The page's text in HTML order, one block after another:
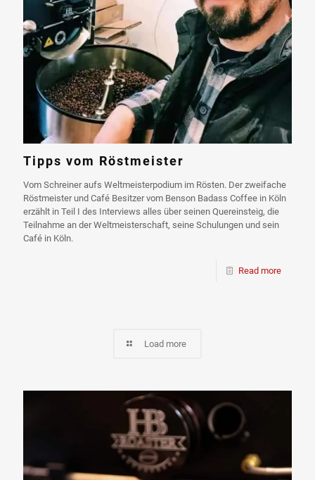
Tipps vom Röstmeister
Vom Schreiner aufs Weltmeisterpodium im Rösten. Der zweifache
Röstmeister und Café Besitzer vom Benson Badass Coffee in Köln
erzählt in Teil I des Interviews alles über seinen Quereinsteig, die
Teilnahme an der Weltmeisterschaft, seine Schulungen und sein
Café in Köln.
Read more
Load more